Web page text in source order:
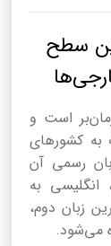
سطح
است و
به کشورهای
رسمی آن
به
زبان دوم،
می‌شود.